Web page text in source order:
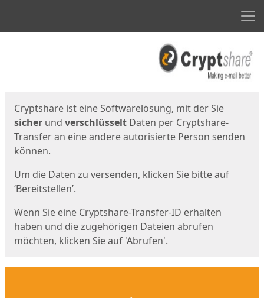
Cryptshare ist eine Softwarelösung, mit der Sie
sicher und verschlüsselt Daten per Cryptshare-
Transfer an eine andere autorisierte Person senden
können.
Um die Daten zu versenden, klicken Sie bitte auf
‘Bereitstellen’.
Wenn Sie eine Cryptshare-Transfer-ID erhalten
haben und die zugehörigen Dateien abrufen
möchten, klicken Sie auf 'Abrufen'.